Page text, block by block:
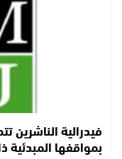
فيدرالية الناشرين
بمواقفها المبدئية